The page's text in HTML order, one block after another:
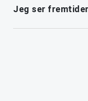
Jeg ser